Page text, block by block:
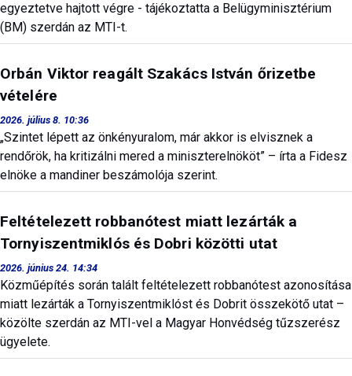
egyeztetve hajtott végre - tájékoztatta a Belügyminisztérium
(BM) szerdán az MTI-t.
Orbán Viktor reagált Szakács István őrizetbe
vételére
2026. július 8. 10:36
„Szintet lépett az önkényuralom, már akkor is elvisznek a
rendőrök, ha kritizálni mered a miniszterelnököt” – írta a Fidesz
elnöke a mandiner beszámolója szerint.
Feltételezett robbanótest miatt lezárták a
Tornyiszentmiklós és Dobri közötti utat
2026. június 24. 14:34
Közműépítés során talált feltételezett robbanótest azonosítása
miatt lezárták a Tornyiszentmiklóst és Dobrit összekötő utat –
közölte szerdán az MTI-vel a Magyar Honvédség tűzszerész
ügyelete.